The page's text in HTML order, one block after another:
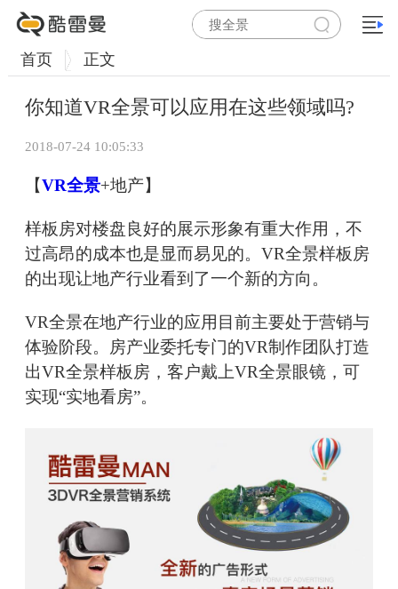
首页 正文
你知道VR全景可以应用在这些领域吗?
2018-07-24 10:05:33
【VR全景+地产】
样板房对楼盘良好的展示形象有重大作用，不
过高昂的成本也是显而易见的。VR全景样板房
的出现让地产行业看到了一个新的方向。
VR全景在地产行业的应用目前主要处于营销与
体验阶段。房产业委托专门的VR制作团队打造
出VR全景样板房，客户戴上VR全景眼镜，可
实现“实地看房”。